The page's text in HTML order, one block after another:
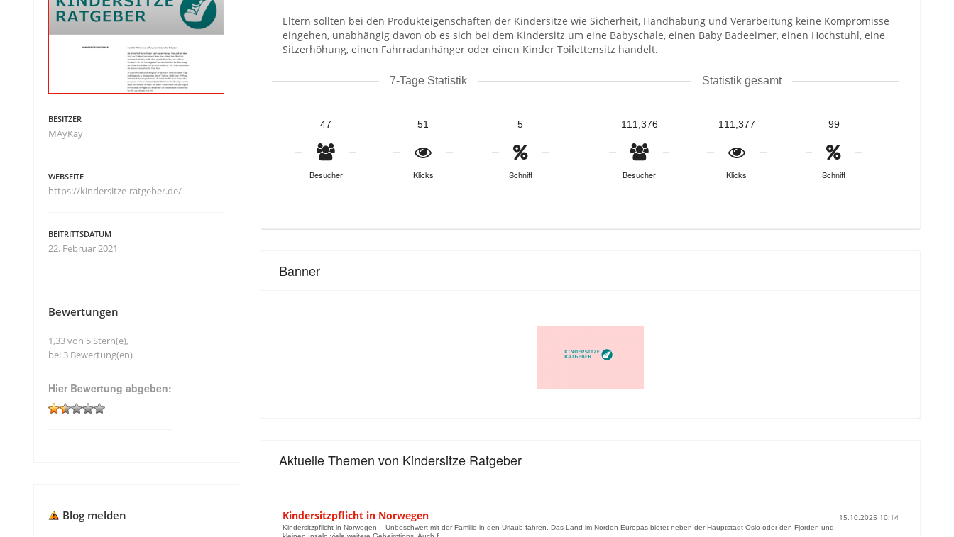
Eltern sollten bei den Produkteigenschaften der Kindersitze wie Sicherheit, Handhabung und Verarbeitung keine Kompromisse
eingehen, unabhängig davon ob es sich bei dem Kindersitz um eine Babyschale, einen Baby Badeeimer, einen Hochstuhl, eine
Sitzerhöhung, einen Fahrradanhänger oder einen Kinder Toilettensitz handelt.
7-Tage Statistik
47
Besucher
51
Klicks
5
Schnitt
Statistik gesamt
111,376
Besucher
111,377
Klicks
99
Schnitt
Banner
Aktuelle Themen von Kindersitze Ratgeber
Kindersitzpflicht in Norwegen 15.10.2025 10:14
Kindersitzpflicht in Norwegen – Unbeschwert mit der Familie in den Urlaub fahren. Das Land im Norden Europas bietet neben der Hauptstadt Oslo oder den Fjorden und
BESITZER
MAyKay
WEBSEITE
https://kindersitze-ratgeber.de/
BEITRITTSDATUM
22. Februar 2021
Bewertungen
1,33 von 5 Stern(e),
bei 3 Bewertung(en)
Hier Bewertung abgeben:
Blog melden